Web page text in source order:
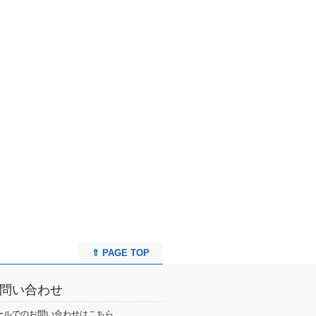
⇑ PAGE TOP
い合わせ
ルでのお問い合わせはこちら